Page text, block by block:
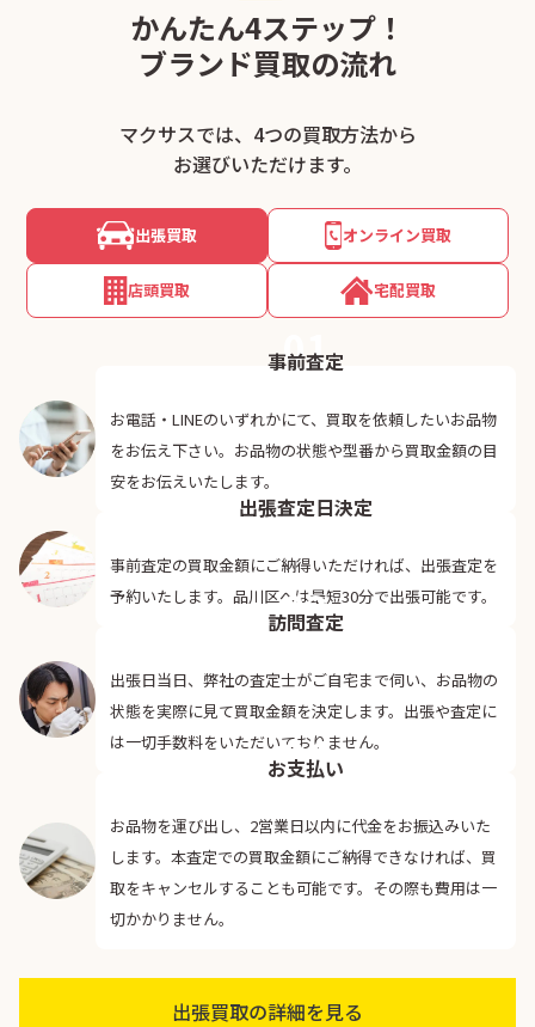
かんたん4ステップ！
ブランド買取の流れ
マクサスでは、4つの買取方法から
お選びいただけます。
出張買取 オンライン買取
店頭買取 宅配買取
01
事前査定
お電話・LINEのいずれかにて、買取を依頼したいお品物
をお伝え下さい。お品物の状態や型番から買取金額の目
安をお伝えいたします。
02
出張査定日決定
事前査定の買取金額にご納得いただければ、出張査定を
予約いたします。品川区へは最短30分で出張可能です。
03
訪問査定
出張日当日、弊社の査定士がご自宅まで伺い、お品物の
状態を実際に見て買取金額を決定します。出張や査定に
は一切手数料をいただいておりません。
04
お支払い
お品物を運び出し、2営業日以内に代金をお振込みいた
します。本査定での買取金額にご納得できなければ、買
取をキャンセルすることも可能です。その際も費用は一
切かかりません。
出張買取の詳細を見る